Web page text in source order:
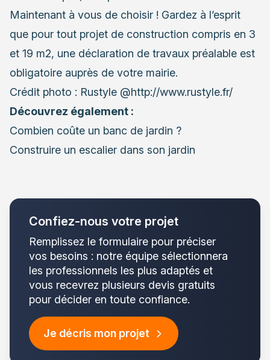
Maintenant à vous de choisir ! Gardez à l’esprit
que pour tout projet de construction compris en 3
et 19 m2, une déclaration de travaux préalable est
obligatoire auprès de votre mairie.
Crédit photo : Rustyle @http://www.rustyle.fr/
Découvrez également :
Combien coûte un banc de jardin ?
Construire un escalier dans son jardin
Confiez-nous votre projet
Remplissez le formulaire pour préciser
vos besoins : notre équipe sélectionnera
les professionnels les plus adaptés et
vous recevrez plusieurs devis gratuits
pour décider en toute confiance.
Je décris mon projet